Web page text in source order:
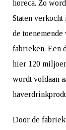
horeca. Zo
Staten verkocht
de
fabrieken. Een
hier 120
wordt voldaan
Door de